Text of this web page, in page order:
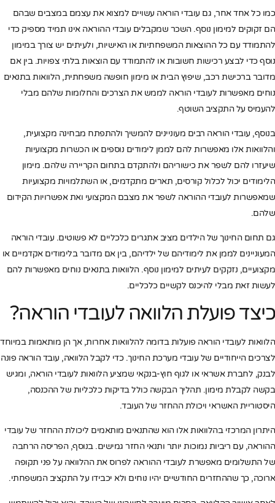
כמו כל אחד אחר, גם עובדי הוראה עשויים למצוא את עצמם במצבים שבהם
הם זקוקים למימון נוסף. השכר שמקבלים עובדי ההוראה אינו תמיד מספיק כדי
להתמודד עם כל ההוצאות המשפחתיות או האישיות, ולעיתים יש צורך במימון
נוסף כדי לבצע רכישות חשובות או להתמודד עם הוצאות בלתי צפויות. בין אם
מדובר ברכישת רכב, שיפוץ הבית או מימון חופשה משפחתית, הלוואות בתנאים
נוחים מאפשרות לעובדי הוראה לממש את הצרכים והחלומות שלהם מבלי
להעמיס על התקציב השוטף.
בנוסף, עובדי הוראה רבים מעוניינים להמשיך ולהתפתח מבחינה מקצועית,
והלוואות אלו מאפשרות להם לממן לימודים נוספים או הכשרות מקצועיות
שיעזרו להם לשפר את כישוריהם ולהתקדם בתחום הקריירה שלהם. מימון
הלימודים יכול לכלול קורסים, תארים מתקדמים, או השתלמויות מקצועיות
שמאפשרות לעובדי ההוראה לשפר את מצבם המקצועי ואת אפשרויות הקידום
שלהם.
גם תחום החינוך של הילדים מציב אתגרים כלכליים לא פשוטים. עובדי הוראה
המעוניינים לממן את לימודיהם של ילדיהם, בין אם מדובר בלימודים אקדמיים או
מקצועיים, נזקקים לעיתים למימון נוסף. הלוואות בתנאים נוחים מאפשרות להם
לעשות זאת מבלי להיכנס לקשיים כלכליים.
כיצד פועלת הלוואה לעובדי הוראה?
הלוואות לעובדי הוראה פועלות בדומה להלוואות אחרות, אך הן מותאמות במיוחד
לצרכים הייחודיים של עובדי מערכת החינוך. כדי לקבל הלוואה, עובד הוראה פונה
לבנק, לחברת אשראי או לגוף חוץ-בנקאי שמציע הלוואות לעובדי הוראה, ומגיש
בקשה לקבלת מימון. תהליך הבקשה כולל בדיקות כלכליות של ההכנסה,
היסטוריית האשראי ויכולת ההחזר של העובד.
היתרון המרכזי בהלוואות אלו הוא שהתנאים מותאמים ליכולת ההחזר של עובדי
ההוראה, עם ריביות נמוכות יותר ותנאי החזר גמישים. בנוסף, הפריסה הרחבה
של התשלומים מאפשרת לעובדי ההוראה לפרוס את ההלוואה על פני תקופה
ארוכה, כך שההחזרים החודשיים יהיו נוחים ולא יכבידו על התקציב המשפחתי.